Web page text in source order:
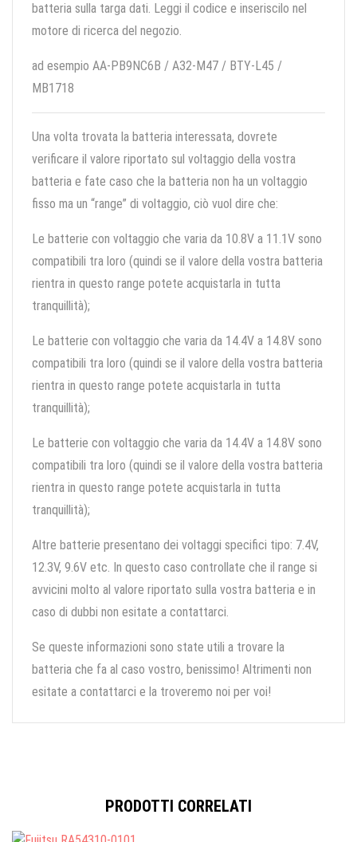
batteria sulla targa dati. Leggi il codice e inseriscilo nel
motore di ricerca del negozio.
ad esempio AA-PB9NC6B / A32-M47 / BTY-L45 /
MB1718
Una volta trovata la batteria interessata, dovrete
verificare il valore riportato sul voltaggio della vostra
batteria e fate caso che la batteria non ha un voltaggio
fisso ma un “range” di voltaggio, ciò vuol dire che:
Le batterie con voltaggio che varia da 10.8V a 11.1V sono
compatibili tra loro (quindi se il valore della vostra batteria
rientra in questo range potete acquistarla in tutta
tranquillità);
Le batterie con voltaggio che varia da 14.4V a 14.8V sono
compatibili tra loro (quindi se il valore della vostra batteria
rientra in questo range potete acquistarla in tutta
tranquillità);
Le batterie con voltaggio che varia da 14.4V a 14.8V sono
compatibili tra loro (quindi se il valore della vostra batteria
rientra in questo range potete acquistarla in tutta
tranquillità);
Altre batterie presentano dei voltaggi specifici tipo: 7.4V,
12.3V, 9.6V etc. In questo caso controllate che il range si
avvicini molto al valore riportato sulla vostra batteria e in
caso di dubbi non esitate a contattarci.
Se queste informazioni sono state utili a trovare la
batteria che fa al caso vostro, benissimo! Altrimenti non
esitate a contattarci e la troveremo noi per voi!
PRODOTTI CORRELATI